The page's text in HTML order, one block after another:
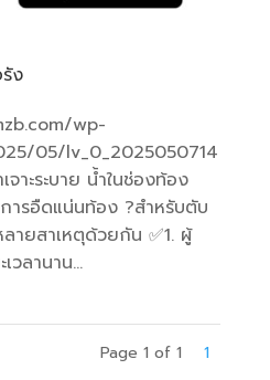
ง
wp-
05/lv_0_2025050714
าะระบาย น้ำในช่องท้อง
ารอืดแน่นท้อง ?สำหรับตับ
ยสาเหตุด้วยกัน ✅️1. ผู้
วลานาน...
Page 1 of 1 1